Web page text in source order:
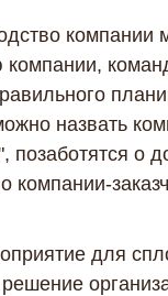
компании
назвать
о
компании-
для